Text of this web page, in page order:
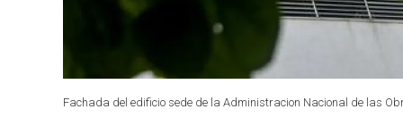
Fachada del edificio sede de la Administracion Nacional de las